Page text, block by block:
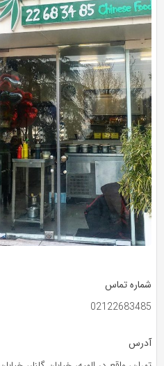
شماره تماس
02122683485
آدرس